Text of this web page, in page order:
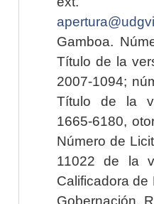
Gamboa.
Título de la
2007-1094;
Título de la
1665-6180,
Número de
11022 de la
Calificadora
Gobernación.